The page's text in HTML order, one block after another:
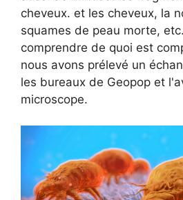
cheveux. et les cheveux, la
squames de peau morte,
comprendre de quoi est
nous avons prélevé un
les bureaux de Geopop et
microscope.